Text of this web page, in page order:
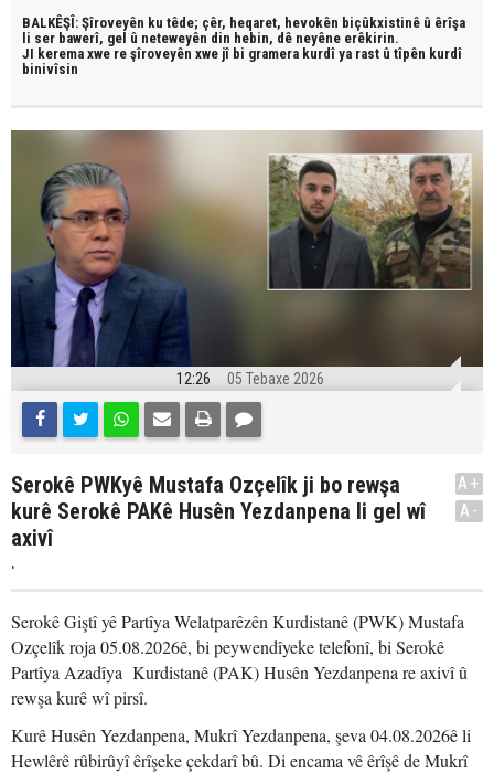
BALKÊŞÎ: Şîroveyên ku têde; çêr, heqaret, hevokên biçûkxistinê û êrîşa
li ser bawerî, gel û neteweyên din hebin, dê neyêne erêkirin.
JI kerema xwe re şîroveyên xwe jî bi gramera kurdî ya rast û tîpên kurdî
binivîsin
12:26 05 Tebaxe 2026
Serokê PWKyê Mustafa Ozçelîk ji bo rewşa
kurê Serokê PAKê Husên Yezdanpena li gel wî
axivî
.
A+
A-
Serokê Giştî yê Partîya Welatparêzên Kurdistanê (PWK) Mustafa
Ozçelîk roja 05.08.2026ê, bi peywendîyeke telefonî, bi Serokê
Partîya Azadîya Kurdistanê (PAK) Husên Yezdanpena re axivî û
rewşa kurê wî pirsî.
Kurê Husên Yezdanpena, Mukrî Yezdanpena, şeva 04.08.2026ê li
Hewlêrê rûbirûyî êrîşeke çekdarî bû. Di encama vê êrîşê de Mukrî